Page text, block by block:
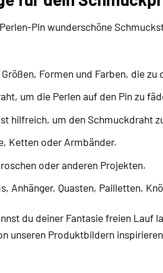
Pin wunderschöne
Formen und Farben, die zu
um die Perlen auf den Pin zu
hilfreich, um den Schmuckdraht
Ketten oder Armbänder.
oder anderen Projekten.
Anhänger, Quasten, Pailletten,
du deiner Fantasie freien
unseren Produktbildern